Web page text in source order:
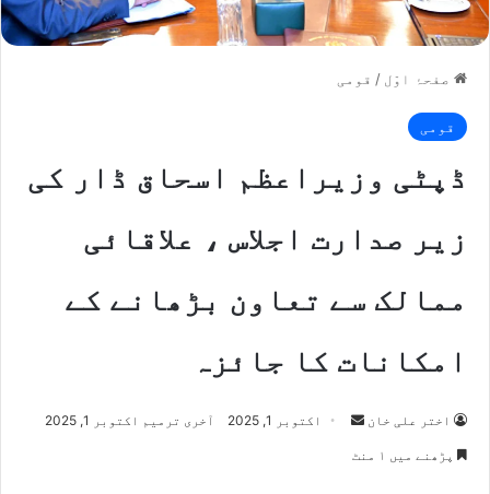
صفحۂ اوّل / قومی
قومی
ڈپٹی وزیراعظم اسحاق ڈار کی
زیر صدارت اجلاس ، علاقائی
ممالک سے تعاون بڑھانے کے
امکانات کا جائزہ
اختر علی خان اکتوبر 1, 2025 آخری ترمیم اکتوبر 1, 2025
پڑھنے میں ۱ منٹ